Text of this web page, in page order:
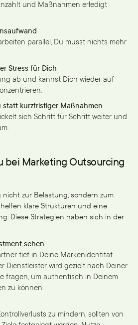
und Maßnahmen erledigt
parallel, Du musst nichts mehr
Stress für Dich
ab und kannst Dich wieder auf
kurzfristiger Maßnahmen
sich Schritt für Schritt weiter und
bei Marketing Outsourcing
zur Belastung, sondern zum
klare Strukturen und eine
Diese Strategien haben sich in der
sehen
tief in Deine Markenidentität
Dienstleister wird gezielt nach Deiner
fragen, um authentisch in Deinem
zu können.
zu mindern, sollten von